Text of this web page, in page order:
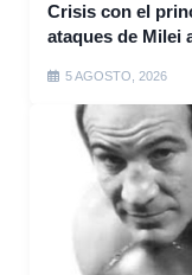
Crisis con el
ataques de Milei
5 AGOSTO, 2026